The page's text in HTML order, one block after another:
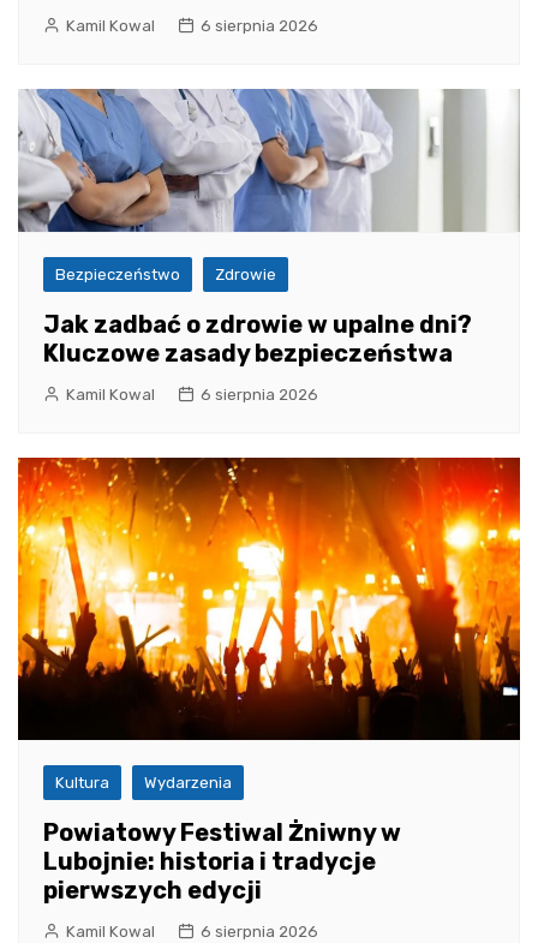
Kamil Kowal 6 sierpnia 2026
Bezpieczeństwo Zdrowie
Jak zadbać o zdrowie w upalne dni?
Kluczowe zasady bezpieczeństwa
Kamil Kowal 6 sierpnia 2026
Kultura Wydarzenia
Powiatowy Festiwal Żniwny w
Lubojnie: historia i tradycje
pierwszych edycji
Kamil Kowal 6 sierpnia 2026